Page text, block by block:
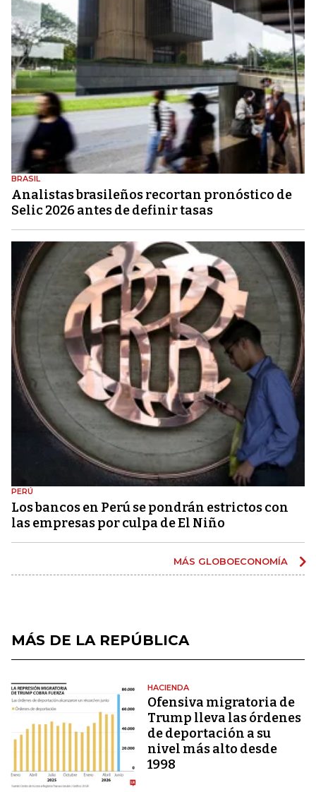
BRASIL
Analistas brasileños recortan pronóstico de
Selic 2026 antes de definir tasas
PERÚ
Los bancos en Perú se pondrán estrictos con
las empresas por culpa de El Niño
MÁS GLOBOECONOMÍA
MÁS DE LA REPÚBLICA
HACIENDA
Ofensiva migratoria de
Trump lleva las órdenes
de deportación a su
nivel más alto desde
1998